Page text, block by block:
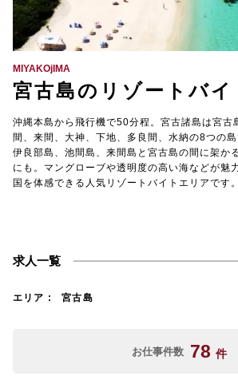
【TEL受付】9:30～18:00 土日・祝
MIYAKOjIMA
宮古島のリゾートバイ
沖縄本島から飛行機で50分程。宮古諸島は宮古
間、来間、大神、下地、多良間、水納の8つの島
伊良部島、池間島、来間島と宮古島の間に架か
にも。マングローブや透明度の高い海などが魅
国を体感できる人気リゾートバイトエリアです。
求人一覧
エリア 宮古島
お仕事件数 78 件